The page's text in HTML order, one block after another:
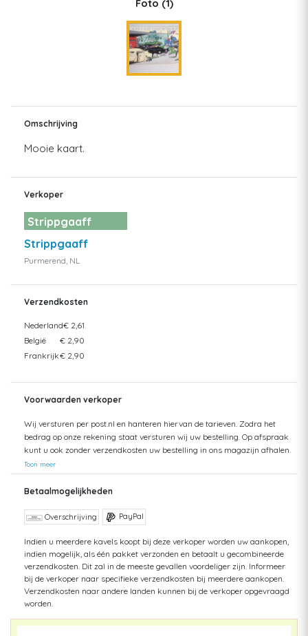
Foto (1)
Omschrijving
Mooie kaart.
Verkoper
Strippgaaff
Strippgaaff
Purmerend, NL
Verzendkosten
Nederland€ 2,61
België
€ 2,90
Frankrijk€ 2,90
Voorwaarden verkoper
Wij versturen per post.nl en hanteren hiervan de tarieven. Zodra het
bedrag op onze rekening staat versturen wij uw bestelling. Op afspraak
kunt u ook zonder verzendkosten uw bestelling in ons magazijn afhalen.
Toon meer
Betaalmogelijkheden
Overschrijving PayPal
Indien u meerdere kavels koopt bij deze verkoper worden uw aankopen,
indien mogelijk, als één pakket verzonden en betaalt u gecombineerde
verzendkosten. Dit zal in de meeste gevallen voordeliger zijn. Informeer
bij de verkoper naar specifieke verzendkosten bij meerdere aankopen.
Verzendkosten naar andere landen kunnen bij de verkoper opgevraagd
worden.